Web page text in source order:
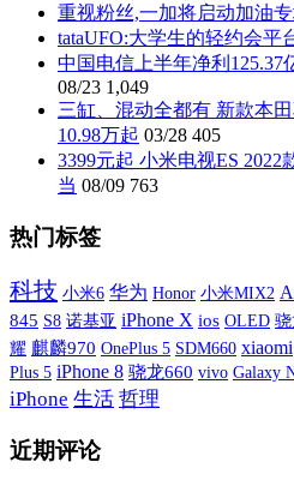
重视粉丝,一加将启动加油
tataUFO:大学生的轻约会平
中国电信上半年净利125.37
08/23 1,049
三缸、混动全都有 新款本
10.98万起 03/28 405
3399元起 小米电视ES 2022
当 08/09 763
热门标签
科技 小米6 华为 Honor 小米MIX2
845 S8 诺基亚 iPhone X ios OLED 骁
耀 麒麟970 OnePlus 5 SDM660 xiaomi
Plus 5 iPhone 8 骁龙660 vivo Galaxy
iPhone 生活 哲理
近期评论